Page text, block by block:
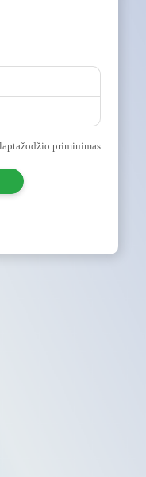
priminimas